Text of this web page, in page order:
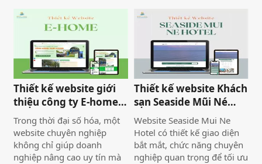
du lịch và thuê xe
màu xanh dương và đỏ làm
nổi bật lên những nội dung
chính của website.
Thiết kế website giới
thiệu công ty E-home
Bình Thuận
Trong thời đại số hóa, một
website chuyên nghiệp
không chỉ giúp doanh
nghiệp nâng cao uy tín mà
Thiết kế website Khách
sạn Seaside Mũi Né
chuyên nghiệp
Website Seaside Mui Ne
Hotel có thiết kế giao diện
bắt mắt, chức năng chuyên
nghiệp quan trọng để tối ưu